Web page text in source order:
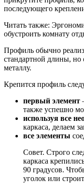
последующего
Читать также:
обустроить комнату
Профиль обычно
стандартной длины, но
металлу.
Крепится профиль
первый элемент
также успешно
используя все
каркаса, делаем
все элементы
Совет. Строго
каркаса
90 градусов.
уголок или